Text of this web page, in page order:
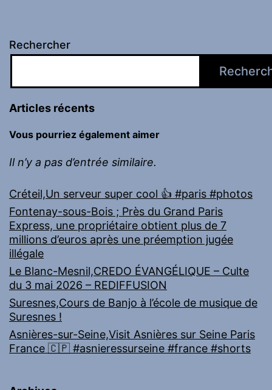
Rechercher
Articles récents
Vous pourriez également aimer
Il n’y a pas d’entrée similaire.
Créteil,Un serveur super cool 👍 #paris #photos
Fontenay-sous-Bois ; Près du Grand Paris
Express, une propriétaire obtient plus de 7
millions d’euros après une préemption jugée
illégale
Le Blanc-Mesnil,CREDO ÉVANGÉLIQUE – Culte
du 3 mai 2026 – REDIFFUSION
Suresnes,Cours de Banjo à l’école de musique de
Suresnes !
Asnières-sur-Seine,Visit Asnières sur Seine Paris
France 🇨🇵 #asnieressurseine #france #shorts